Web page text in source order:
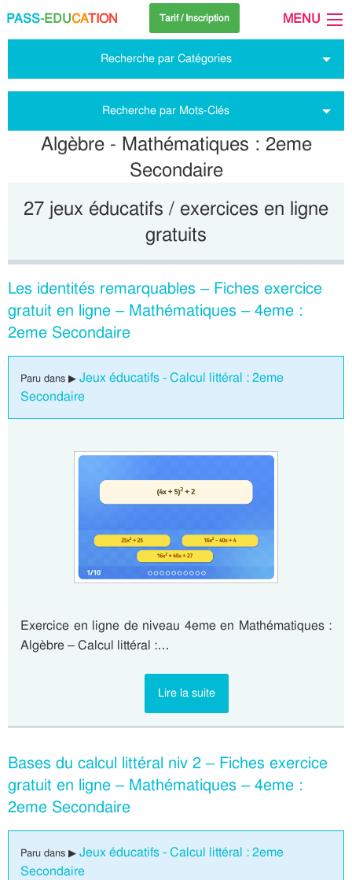
PASS-EDUCATION Tarif / Inscription MENU
Recherche par Catégories
Recherche par Mots-Clés
Algèbre - Mathématiques : 2eme
Secondaire
27 jeux éducatifs / exercices en ligne
gratuits
Les identités remarquables – Fiches exercice
gratuit en ligne – Mathématiques – 4eme :
2eme Secondaire
Paru dans ▶ Jeux éducatifs - Calcul littéral : 2eme
Secondaire
Exercice en ligne de niveau 4eme en Mathématiques :
Algèbre – Calcul littéral :…
Lire la suite
Bases du calcul littéral niv 2 – Fiches exercice
gratuit en ligne – Mathématiques – 4eme :
2eme Secondaire
Paru dans ▶ Jeux éducatifs - Calcul littéral : 2eme
Secondaire